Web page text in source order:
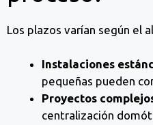
Los plazos varían según el
Instalaciones
pequeñas pueden
Proyectos
centralización